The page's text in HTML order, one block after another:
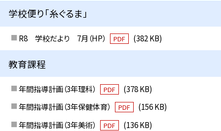
学校便り「糸ぐるま」
R8 学校だより 7月（HP） PDF (382 KB)
教育課程
年間指導計画（3年理科） PDF
(378 KB)
年間指導計画（3年保健体育）
PDF
(156 KB)
年間指導計画（3年美術）
PDF
(136 KB)